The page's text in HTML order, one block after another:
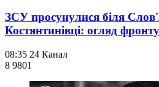
ЗСУ просунулися біля
Костянтинівці: огляд
08:35 24 Канал
8 9801